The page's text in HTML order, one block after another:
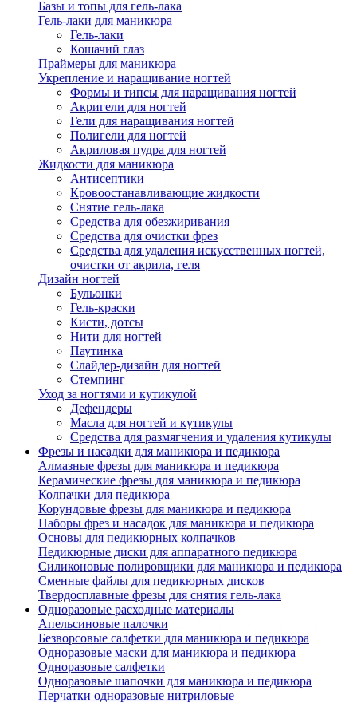
Базы и топы для гель-лака
Гель-лаки для маникюра
Гель-лаки
Кошачий глаз
Праймеры для маникюра
Укрепление и наращивание ногтей
Формы и типсы для наращивания ногтей
Акригели для ногтей
Гели для наращивания ногтей
Полигели для ногтей
Акриловая пудра для ногтей
Жидкости для маникюра
Антисептики
Кровоостанавливающие жидкости
Снятие гель-лака
Средства для обезжиривания
Средства для очистки фрез
Средства для удаления искусственных ногтей,
очистки от акрила, геля
Дизайн ногтей
Бульонки
Гель-краски
Кисти, дотсы
Нити для ногтей
Паутинка
Слайдер-дизайн для ногтей
Стемпинг
Уход за ногтями и кутикулой
Дефендеры
Масла для ногтей и кутикулы
Средства для размягчения и удаления кутикулы
Фрезы и насадки для маникюра и педикюра
Алмазные фрезы для маникюра и педикюра
Керамические фрезы для маникюра и педикюра
Колпачки для педикюра
Корундовые фрезы для маникюра и педикюра
Наборы фрез и насадок для маникюра и педикюра
Основы для педикюрных колпачков
Педикюрные диски для аппаратного педикюра
Силиконовые полировщики для маникюра и педикюра
Сменные файлы для педикюрных дисков
Твердосплавные фрезы для снятия гель-лака
Одноразовые расходные материалы
Апельсиновые палочки
Безворсовые салфетки для маникюра и педикюра
Одноразовые маски для маникюра и педикюра
Одноразовые салфетки
Одноразовые шапочки для маникюра и педикюра
Перчатки одноразовые нитриловые